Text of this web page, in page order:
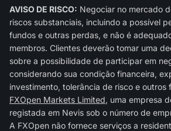
AVISO DE RISCO: Negociar no mercado
riscos substanciais, incluindo a possível
fundos e outras perdas, e não é
membros. Clientes deverão tomar uma
sobre a possibilidade de participar em
considerando sua condição financeira,
investimento, tolerância de risco e outros
FXOpen Markets Limited, uma empresa
registada em Nevis sob o número de
A FXOpen não fornece serviços a